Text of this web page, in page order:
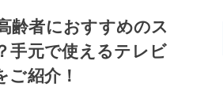
齢者におすすめのス
手元で使えるテレビ
ご紹介！